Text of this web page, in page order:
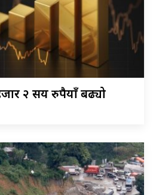
२ सय रुपैयाँ बढ्यो